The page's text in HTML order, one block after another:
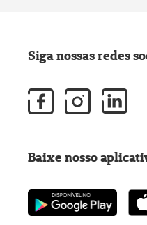
Siga nossas redes
Baixe nosso